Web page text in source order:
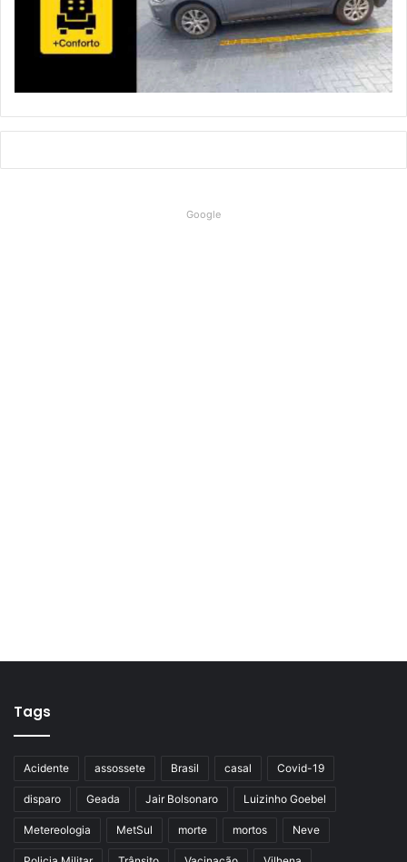
Google
Tags
Acidente assossete Brasil casal Covid-19
disparo Geada Jair Bolsonaro Luizinho Goebel
Metereologia MetSul morte mortos Neve